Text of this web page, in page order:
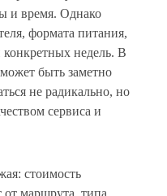
и время. Однако
формата питания,
недель. В
быть заметно
не радикально, но
сервиса и
стоимость
от маршрута, типа